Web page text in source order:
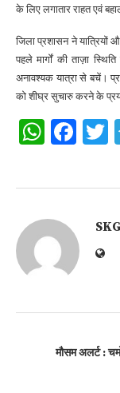
के लिए लगातार राहत एवं
जिला प्रशासन ने यात्रियों
पहले मार्गों की ताज़ा
अनावश्यक यात्रा से बचें।
को शीघ्र सुचारु करने के
मौसम अलर्ट :